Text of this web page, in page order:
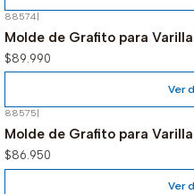
88574|
Molde de Grafito para
$89.990
Ver
88575
Molde de Grafito para
$86.950
Ver